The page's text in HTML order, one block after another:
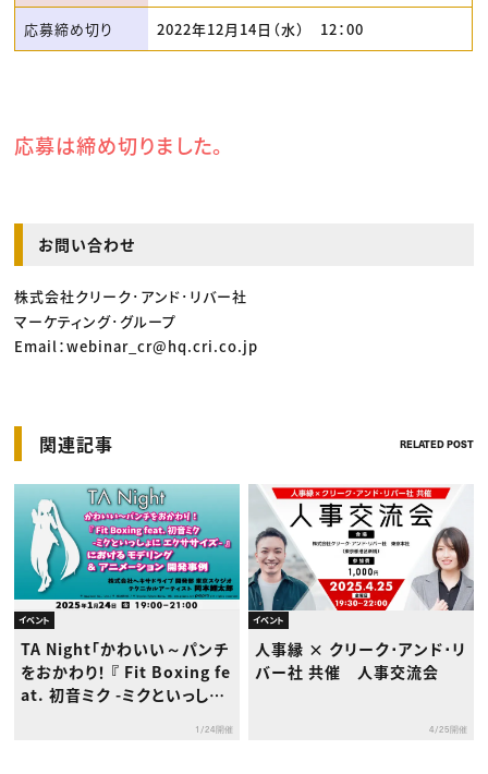
応募締め切り 2022年12月14日（水） 12：00
応募は締め切りました。
お問い合わせ
株式会社クリーク･アンド･リバー社
マーケティング･グループ
Email：webinar_cr@hq.cri.co.jp
関連記事 RELATED POST
イベント
TA Night「かわいい～パンチ
をおかわり！ 『 Fit Boxing fe
at. 初音ミク -ミクといっしょ
モデリング ＆ アニメーション
1/24開催
イベント
人事縁 × クリーク･アンド･リ
バー社 共催 人事交流会
4/25開催